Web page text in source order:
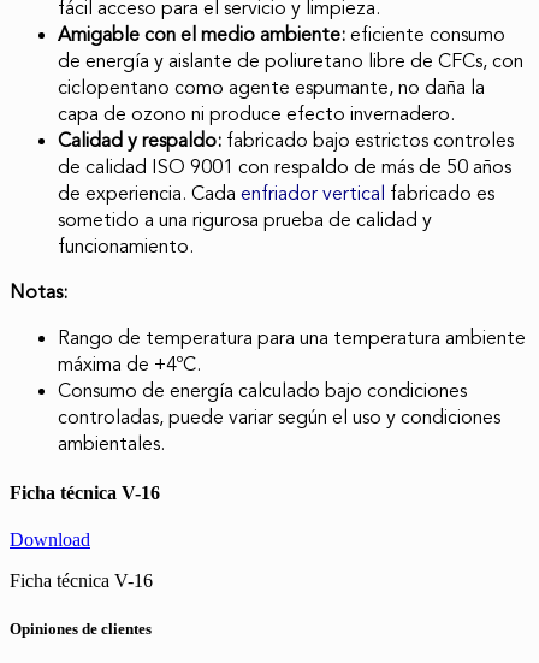
fácil acceso para el servicio y limpieza.
Amigable con el medio ambiente:eficiente consumo
de energía y aislante de poliuretano libre de CFCs, con
ciclopentano como agente espumante, no daña la
capa de ozono ni produce efecto invernadero.
Calidad y respaldo: fabricado bajo estrictos controles
de calidad ISO 9001 con respaldo de más de 50 años
de experiencia. Cada enfriador vertical fabricado es
sometido a una rigurosa prueba de calidad y
funcionamiento.
Notas:
Rango de temperatura para una temperatura ambiente
máxima de +4ºC.
Consumo de energía calculado bajo condiciones
controladas, puede variar según el uso y condiciones
ambientales.
Ficha técnica V-16
Download
Ficha técnica V-16
Opiniones de clientes